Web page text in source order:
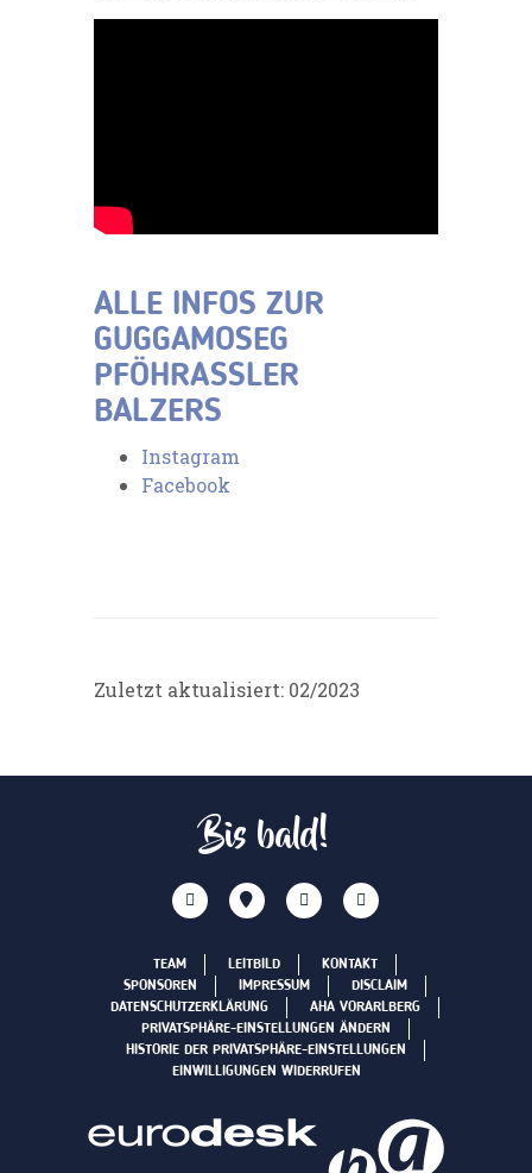
ALLE INFOS ZUR
GUGGAMOSEG
PFÖHRASSLER
BALZERS
Instagram
Facebook
Zuletzt aktualisiert: 02/2023
Bis bald!
TEAM LEITBILD
KONTAKT
SPONSOREN
IMPRESSUM
DISCLAIM
DATENSCHUTZERKLÄRUNG
AHA VORARLBERG
PRIVATSPHÄRE-EINSTELLUNGEN ÄNDERN
HISTORIE DER PRIVATSPHÄRE-EINSTELLUNGEN
EINWILLIGUNGEN WIDERRUFEN